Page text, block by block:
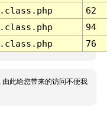
62
94
76
此给您带来的访问不便我